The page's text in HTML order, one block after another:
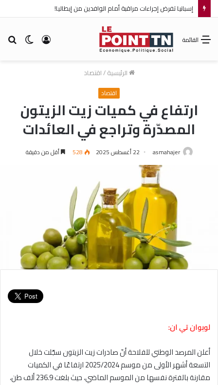
إسبانيا تفرض إجراءات مراقبة أمام الوافدين من إيطاليا!
الوضع تسجيل
القائمة
الرئيسية/اقتصاد
اقتصاد
ارتفاع في كميات زيت الزيتون
المصدّرة وتراجع في العائدات
asmahajer 22 أغسطس 2025 528 أقل من دقيقة
لوبوان تي ان:
أعلن المرصد الوطني للفلاحة أنّ صادرات زيت الزيتون سجّلت خلال
التسعة أشهر الأولى من موسم 2025/2024 ارتفاعًا في الكميات
مقارنة بالفترة نفسها من الموسم الماضي، حيث بلغت 236.9 ألف طن،